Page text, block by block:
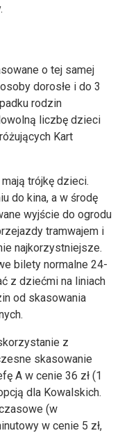
o tej samej
dorosłe i do 3
rodzin
liczbę dzieci
Kart
trójkę dzieci.
do kina, a w środę
wyjście do ogrodu
tramwajem i
najkorzystniejsze.
bilety normalne 24-
z dziećmi na liniach
od skasowania
z
skasowanie
A w cenie 36 zł (1
dla Kowalskich.
(w
w cenie 5 zł,